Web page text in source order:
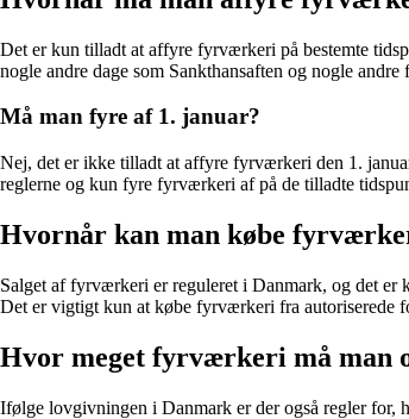
Det er kun tilladt at affyre fyrværkeri på bestemte
nogle andre dage som Sankthansaften og nogle andre
Må man fyre af 1. januar?
Nej, det er ikke tilladt at affyre fyrværkeri den 1.
reglerne og kun fyre fyrværkeri af på de tilladte
Hvornår kan man købe
Salget af fyrværkeri er reguleret i Danmark, og det
Det er vigtigt kun at købe fyrværkeri fra autoriserede
Hvor meget fyrværkeri må man
Ifølge lovgivningen i Danmark er der også regler